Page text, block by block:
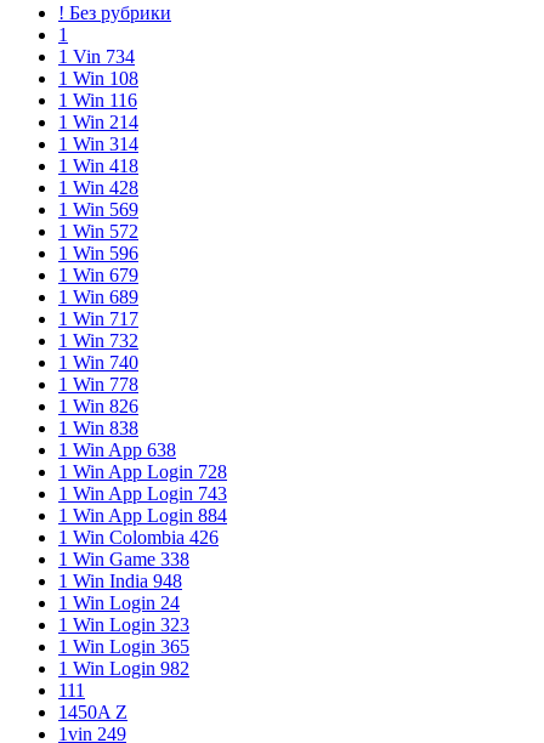
! Без рубрики
1
1 Vin 734
1 Win 108
1 Win 116
1 Win 214
1 Win 314
1 Win 418
1 Win 428
1 Win 569
1 Win 572
1 Win 596
1 Win 679
1 Win 689
1 Win 717
1 Win 732
1 Win 740
1 Win 778
1 Win 826
1 Win 838
1 Win App 638
1 Win App Login 728
1 Win App Login 743
1 Win App Login 884
1 Win Colombia 426
1 Win Game 338
1 Win India 948
1 Win Login 24
1 Win Login 323
1 Win Login 365
1 Win Login 982
111
1450A Z
1vin 249